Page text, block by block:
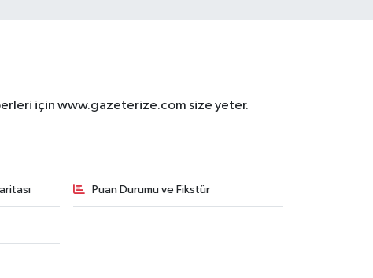
için www.gazeterize.com size yeter.
Puan Durumu ve Fikstür